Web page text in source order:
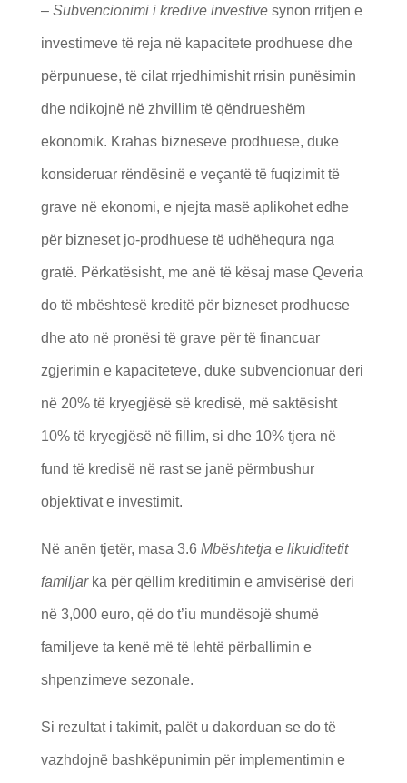
– Subvencionimi i kredive investivesynon rritjen e
investimeve tё reja nё kapacitete prodhuese dhe
pёrpunuese, tё cilat rrjedhimishit rrisin punёsimin
dhe ndikojnё nё zhvillim tё qёndrueshёm
ekonomik. Krahas bizneseve prodhuese, duke
konsideruar rёndёsinё e veçantё tё fuqizimit tё
grave nё ekonomi, e njejta masё aplikohet edhe
pёr bizneset jo-prodhuese tё udhёhequra nga
gratё. Pёrkatёsisht, me anё tё kёsaj mase Qeveria
do të mbёshtesё kreditё për bizneset prodhuese
dhe ato në pronësi të grave për të financuar
zgjerimin e kapaciteteve, duke subvencionuar deri
në 20% të kryegjësë së kredisë, më saktësisht
10% të kryegjësë në fillim, si dhe 10% tjera në
fund të kredisë në rast se janë përmbushur
objektivat e investimit.
Nё anёn tjetёr, masa 3.6 Mbështetja e likuiditetit
familjar ka pёr qёllim kreditimin e amvisёrisё deri
në 3,000 euro, qё do t’iu mundësojë shumë
familjeve ta kenë më të lehtë përballimin e
shpenzimeve sezonale.
Si rezultat i takimit, palёt u dakorduan se do tё
vazhdojnё bashkёpunimin pёr implementimin e